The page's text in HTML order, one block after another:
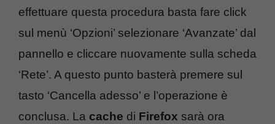
effettuare questa procedura basta fare click
sul menù ‘Opzioni’ selezionare ‘Avanzate’ dal
pannello e cliccare nuovamente sulla scheda
‘Rete’. A questo punto basterà premere sul
tasto ‘Cancella adesso’ e l’operazione è
conclusa. La cache di Firefox sarà ora